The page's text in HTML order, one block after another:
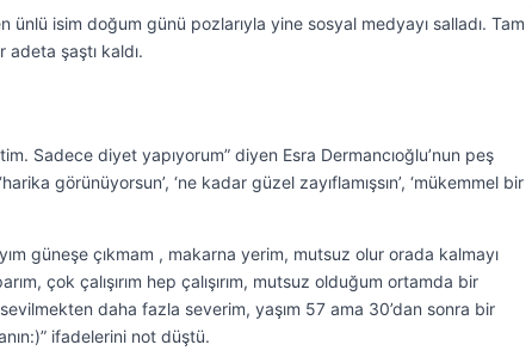
ünlü isim doğum günü pozlarıyla yine sosyal medyayı salladı. Tam
şaştı kaldı.
Sadece diyet yapıyorum” diyen Esra Dermancıoğlu’nun peş
görünüyorsun’, ‘ne kadar güzel zayıflamışsın’, ‘mükemmel bir
güneşe çıkmam , makarna yerim, mutsuz olur orada kalmayı
çok çalışırım hep çalışırım, mutsuz olduğum ortamda bir
daha fazla severim, yaşım 57 ama 30’dan sonra bir
ifadelerini not düştü.